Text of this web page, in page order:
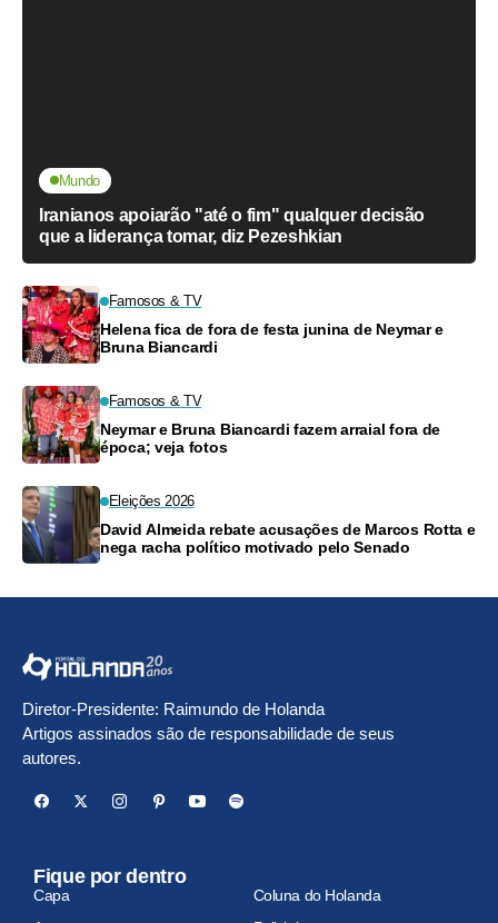
Mundo
Iranianos apoiarão "até o fim" qualquer decisão
que a liderança tomar, diz Pezeshkian
Famosos & TV
Helena fica de fora de festa junina de Neymar e
Bruna Biancardi
Famosos & TV
Neymar e Bruna Biancardi fazem arraial fora de
época; veja fotos
Eleições 2026
David Almeida rebate acusações de Marcos Rotta e
nega racha político motivado pelo Senado
Diretor-Presidente: Raimundo de Holanda
Artigos assinados são de responsabilidade de seus
autores.
Fique por dentro
Capa
Coluna do Holanda